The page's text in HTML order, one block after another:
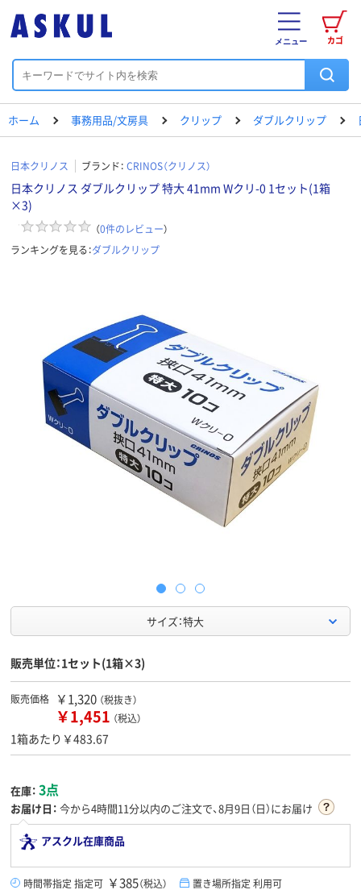
カゴ
メニュー
ホーム 事務用品/文房具 クリップ ダブルクリップ
日本クリノス ブランド： CRINOS（クリノス）
日本クリノス ダブルクリップ 特大 41mm Wクリ-0 1セット(1箱
×3)
（0件のレビュー）
ランキングを見る：ダブルクリップ
サイズ：特大
販売単位：1セット(1箱×3)
販売価格 ￥1,320 （税抜き）
￥1,451 （税込）
1箱あたり￥483.67
在庫： 3点
お届け日： 今から4時間11分以内のご注文で、8月9日（日）にお届け
アスクル在庫商品
時間帯指定 指定可 ￥385（税込） 置き場所指定 利用可